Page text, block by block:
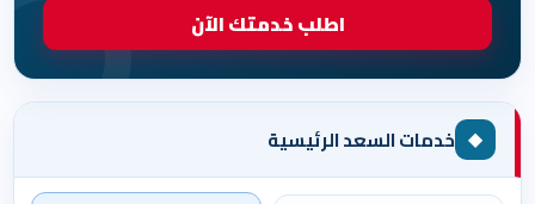
اطلب خدمتك الآن
◆ خدمات السعد الرئيسية